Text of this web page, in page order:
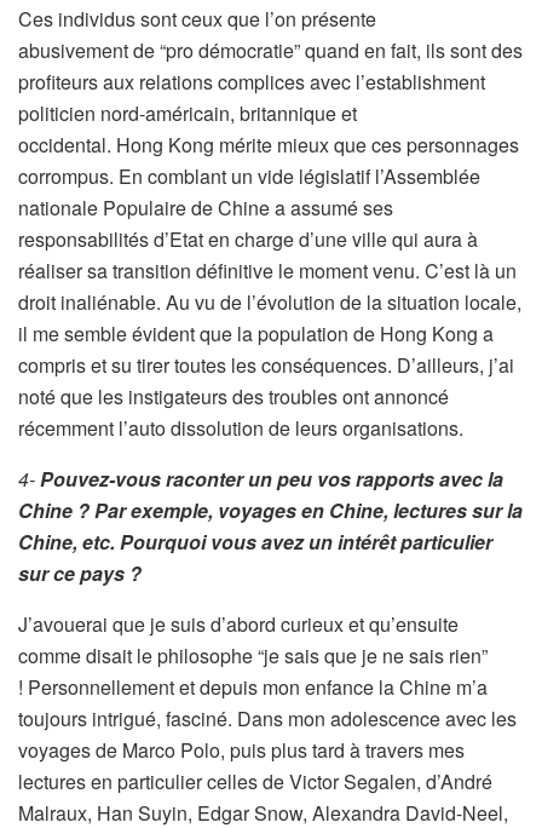
Ces individus sont ceux que l’on présente
abusivement de “pro démocratie” quand en fait, ils sont des
profiteurs aux relations complices avec l’establishment
politicien nord-américain, britannique et
occidental. Hong Kong mérite mieux que ces personnages
corrompus. En comblant un vide législatif l’Assemblée
nationale Populaire de Chine a assumé ses
responsabilités d’Etat en charge d’une ville qui aura à
réaliser sa transition définitive le moment venu. C’est là un
droit inaliénable. Au vu de l’évolution de la situation locale,
il me semble évident que la population de Hong Kong a
compris et su tirer toutes les conséquences. D’ailleurs, j’ai
noté que les instigateurs des troubles ont annoncé
récemment l’auto dissolution de leurs organisations.
4-Pouvez-vous raconter un peu vos rapports avec la
Chine ? Par exemple, voyages en Chine, lectures sur la
Chine, etc. Pourquoi vous avez un intérêt particulier
sur ce pays ?
J’avouerai que je suis d’abord curieux et qu’ensuite
comme disait le philosophe “je sais que je ne sais rien”
! Personnellement et depuis mon enfance la Chine m’a
toujours intrigué, fasciné. Dans mon adolescence avec les
voyages de Marco Polo, puis plus tard à travers mes
lectures en particulier celles de Victor Segalen, d’André
Malraux, Han Suyin, Edgar Snow, Alexandra David-Neel,